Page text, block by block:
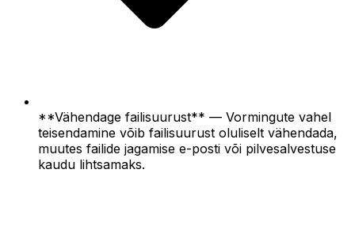
**Vähendage failisuurust** — Vormingute vahel
teisendamine võib failisuurust oluliselt vähendada,
muutes failide jagamise e-posti või pilvesalvestuse
kaudu lihtsamaks.